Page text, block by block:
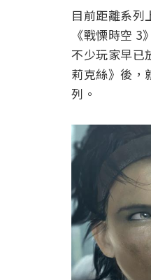
目前距離系列
《戰慄時空
不少玩家早已
莉克絲》後，
列。